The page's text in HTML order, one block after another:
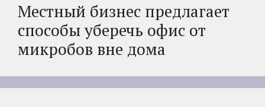
Местный бизнес предлагает
способы уберечь офис от
микробов вне дома